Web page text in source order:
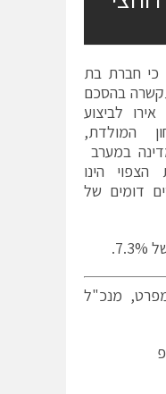
כי חברת בת
בהסכם
מיליוני אירו לביצוע
המולדת,
במערב
הצפוי הינו
דומים של
מנכ"ל